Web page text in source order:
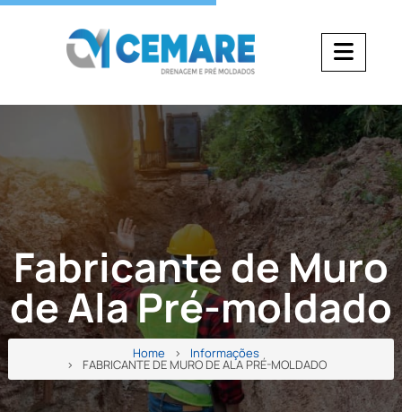
Fabricante de Muro
de Ala Pré-moldado
Home Informações
FABRICANTE DE MURO DE ALA PRÉ-MOLDADO